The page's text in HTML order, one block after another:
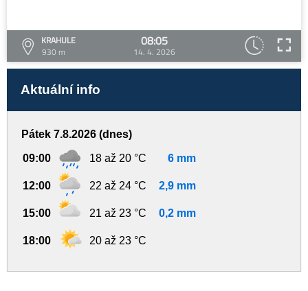
KRAHULE
930 m
08:05
14. 4. 2026
Aktuální info
Pátek 7.8.2026 (dnes)
09:00 18 až 20 °C 6 mm
12:00 22 až 24 °C 2,9 mm
15:00 21 až 23 °C 0,2 mm
18:00 20 až 23 °C